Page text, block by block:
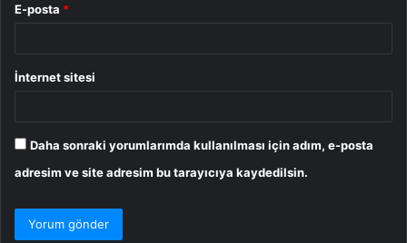
E-posta *
İnternet sitesi
Daha sonraki yorumlarımda kullanılması için adım, e-posta
adresim ve site adresim bu tarayıcıya kaydedilsin.